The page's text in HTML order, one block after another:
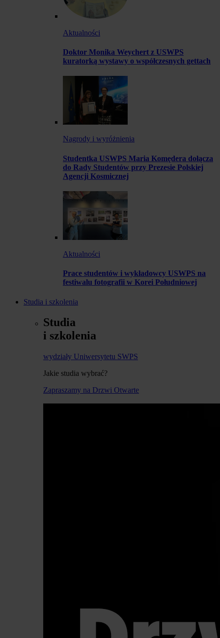
Aktualności
Doktor Monika Weychert z USWPS
kuratorką wystawy o współczesnych gettach
Nagrody i wyróżnienia
Studentka USWPS Maria Komędera dołącza
do Rady Studentów przy Prezesie Polskiej
Agencji Kosmicznej
Aktualności
Prace studentów i wykładowcy USWPS na
festiwalu fotografii w Korei Południowej
Studia i szkolenia
Studia
i szkolenia
wydziały Uniwersytetu SWPS
Jakie studia wybrać?
Zapraszamy na Drzwi Otwarte